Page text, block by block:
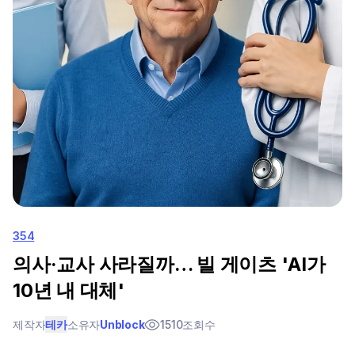
354
의사·교사 사라질까… 빌 게이츠 'AI가
10년 내 대체'
제작자테카소유자Unblock 1510조회수